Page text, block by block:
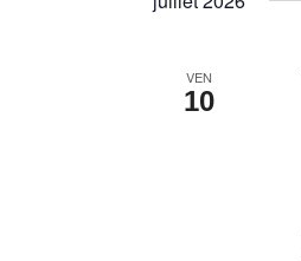
clé.
VEN
10